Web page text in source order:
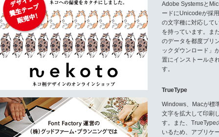
使用方法について判断がつかな
5.禁止事項
お客様は、次に例示する行為、
(1)インストールしたコンピュー
(2)第三者に再使用権を設定しそ
(3)出力される書体又は付属ドキ
(4)改変、リバースエンジニアリ
(6)本ソフトウェアの著作権表示
《お問い合わせ先》
(株)日本書技研究所
〒153‐0064 東京都目黒区下目黒
nakamoto@ensk.co.jp
TEL.03-5487-0717 / FAX.03-
Adobe Systemsと
ードにUnicodeが採
の文字種に対応して
を持っています。ま
のデータを都度プリ
ックダウンロード」
置にインストールさ
す。
TrueType
Windows、Macが標
文字を拡大して印刷
す。また、TrueType
いるため、アプリケ